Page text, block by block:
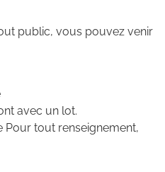
public, vous pouvez venir
avec un lot.
Pour tout renseignement,